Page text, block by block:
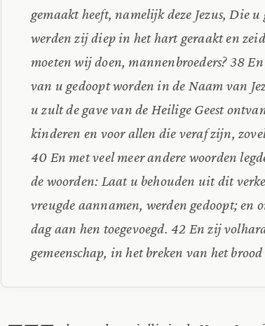
gemaakt heeft, namelijk deze Jezus, Die
werden zij diep in het hart geraakt en
moeten wij doen, mannenbroeders? 38
van u gedoopt worden in de Naam van
u zult de gave van de Heilige Geest
kinderen en voor allen die veraf zijn,
40 En met veel meer andere woorden
de woorden: Laat u behouden uit dit
vreugde aannamen, werden gedoopt; en
dag aan hen toegevoegd. 42 En zij
gemeenschap, in het breken van het